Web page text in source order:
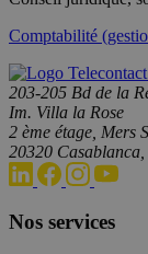
Comptabilité
203-205 Bd de la
Im. Villa la Rose
2 ème étage, Mers
20320
Nos services